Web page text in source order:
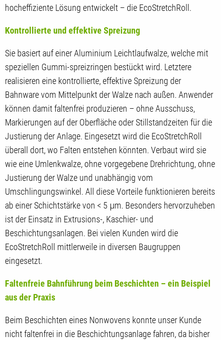
hocheffiziente Lösung entwickelt – die EcoStretchRoll.
Kontrollierte und effektive Spreizung
Sie basiert auf einer Aluminium Leichtlaufwalze, welche mit
speziellen Gummi-spreizringen bestückt wird. Letztere
realisieren eine kontrollierte, effektive Spreizung der
Bahnware vom Mittelpunkt der Walze nach außen. Anwender
können damit faltenfrei produzieren – ohne Ausschuss,
Markierungen auf der Oberfläche oder Stillstandzeiten für die
Justierung der Anlage. Eingesetzt wird die EcoStretchRoll
überall dort, wo Falten entstehen könnten. Verbaut wird sie
wie eine Umlenkwalze, ohne vorgegebene Drehrichtung, ohne
Justierung der Walze und unabhängig vom
Umschlingungswinkel. All diese Vorteile funktionieren bereits
ab einer Schichtstärke von < 5 μm. Besonders hervorzuheben
ist der Einsatz in Extrusions-, Kaschier- und
Beschichtungsanlagen. Bei vielen Kunden wird die
EcoStretchRoll mittlerweile in diversen Baugruppen
eingesetzt.
Faltenfreie Bahnführung beim Beschichten – ein Beispiel
aus der Praxis
Beim Beschichten eines Nonwovens konnte unser Kunde
nicht faltenfrei in die Beschichtungsanlage fahren, da bisher